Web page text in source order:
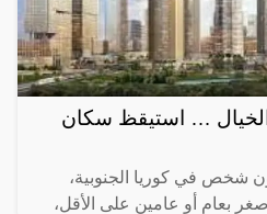
… استيقظ سكان
أكثر من 51 مليون شخص في كوريا الجنوبية،
أصغر بعام أو عامين على الأقل،